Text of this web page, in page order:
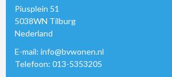
Piusplein 51
5038WN Tilburg
Nederland
E-mail: info@bvwonen.nl
Telefoon: 013-5353205